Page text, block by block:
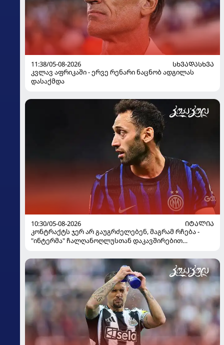
11:38/05-08-2026
ᲡᲮᲕᲐᲓᲐᲡᲮᲕᲐ
კვლავ აფრიკაში - ერვე რენარი ნაცნობ ადგილას
დასაქმდა
10:30/05-08-2026
ᲘᲢᲐᲚᲘᲐ
კონტრაქტს ჯერ არ გაუგრძელებენ, მაგრამ რჩება -
"ინტერმა" ჩალღანოღლუსთან დაკავშირებით